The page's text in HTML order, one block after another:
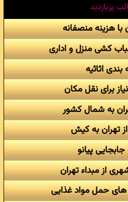
پربازدید
با هزینه منصفانه
کشی منزل و اداری
اثاثیه
برای نقل مکان
به شمال کشور
تهران به کیش
پیانو
از مبداء تهران
حمل مواد غذایی